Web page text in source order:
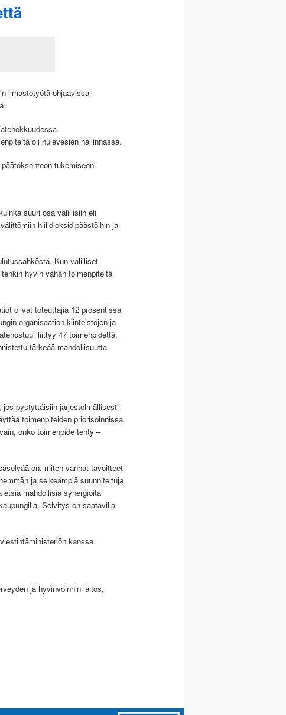
ilmastotyötä ohjaavissa
oli hulevesien hallinnassa.
tukemiseen.
suuri osa välillisiin eli
hiilidioksidipäästöihin ja
Kun välilliset
hyvin vähän toimenpiteitä
olivat toteuttajia 12 prosentissa
organisaation kiinteistöjen ja
liittyy 47 toimenpidettä.
tärkeää mahdollisuutta
pystyttäisiin järjestelmällisesti
toimenpiteiden priorisoinnissa.
onko toimenpide tehty –
on, miten vanhat tavoitteet
ja selkeämpiä suunniteltuja
mahdollisia synergioita
Selvitys on saatavilla
kanssa.
ja hyvinvoinnin laitos,